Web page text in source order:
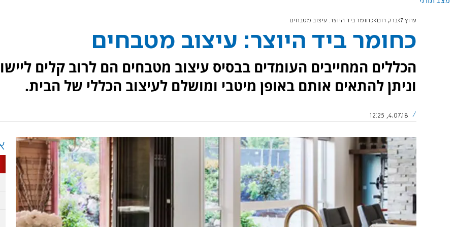
ערוץ 7 ברק רום כחומר ביד היוצר: עיצוב מטבחים
כחומר ביד היוצר: עיצוב מטבחים
הכללים המחייבים העומדים בבסיס עיצוב מטבחים הם לרוב קלים
וניתן להתאים אותם באופן מיטבי ומושלם לעיצוב הכללי של הבית.
4.07.18, 12:25